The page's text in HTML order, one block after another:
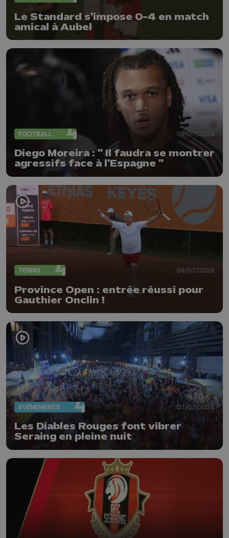
Le Standard s'impose 0-4 en match
amical à Aubel
FOOTBALL 09/07/2026
Diego Moreira : " Il faudra se montrer
agressifs face à l'Espagne "
TENNIS 08/07/2026
Province Open : entrée réussi pour
Gauthier Onclin !
EVÈNEMENTS 07/07/2026
Les Diables Rouges font vibrer
Seraing en pleine nuit